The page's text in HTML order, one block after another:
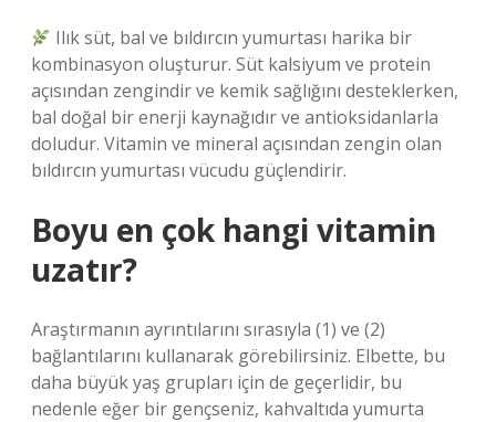
Ilık süt, bal ve bıldırcın yumurtası harika bir
kombinasyon oluşturur. Süt kalsiyum ve protein
açısından zengindir ve kemik sağlığını desteklerken,
bal doğal bir enerji kaynağıdır ve antioksidanlarla
doludur. Vitamin ve mineral açısından zengin olan
bıldırcın yumurtası vücudu güçlendirir.
Boyu en çok hangi vitamin
uzatır?
Araştırmanın ayrıntılarını sırasıyla (1) ve (2)
bağlantılarını kullanarak görebilirsiniz. Elbette, bu
daha büyük yaş grupları için de geçerlidir, bu
nedenle eğer bir gençseniz, kahvaltıda yumurta